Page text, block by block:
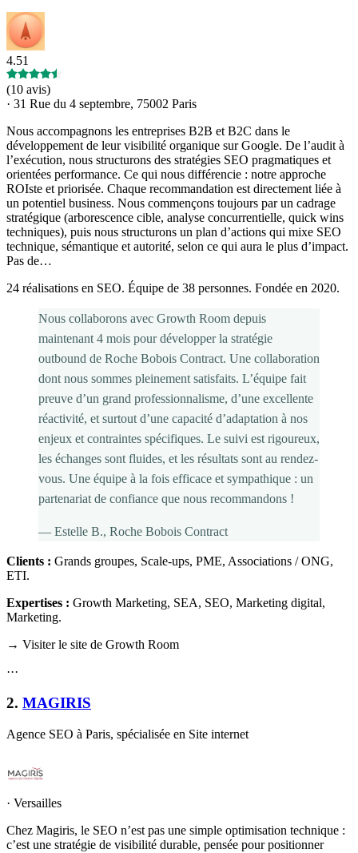
4.51
(10 avis)
· 31 Rue du 4 septembre, 75002 Paris
Nous accompagnons les entreprises B2B et B2C dans le
développement de leur visibilité organique sur Google. De l’audit à
l’exécution, nous structurons des stratégies SEO pragmatiques et
orientées performance. Ce qui nous différencie : notre approche
ROIste et priorisée. Chaque recommandation est directement liée à
un potentiel business. Nous commençons toujours par un cadrage
stratégique (arborescence cible, analyse concurrentielle, quick wins
techniques), puis nous structurons un plan d’actions qui mixe SEO
technique, sémantique et autorité, selon ce qui aura le plus d’impact.
Pas de…
24 réalisations en SEO. Équipe de 38 personnes. Fondée en 2020.
Nous collaborons avec Growth Room depuis
maintenant 4 mois pour développer la stratégie
outbound de Roche Bobois Contract. Une collaboration
dont nous sommes pleinement satisfaits. L’équipe fait
preuve d’un grand professionnalisme, d’une excellente
réactivité, et surtout d’une capacité d’adaptation à nos
enjeux et contraintes spécifiques. Le suivi est rigoureux,
les échanges sont fluides, et les résultats sont au rendez-
vous. Une équipe à la fois efficace et sympathique : un
partenariat de confiance que nous recommandons !
— Estelle B., Roche Bobois Contract
Clients : Grands groupes, Scale-ups, PME, Associations / ONG,
ETI.
Expertises : Growth Marketing, SEA, SEO, Marketing digital,
Marketing.
→ Visiter le site de Growth Room
···
2. MAGIRIS
Agence SEO à Paris, spécialisée en Site internet
· Versailles
Chez Magiris, le SEO n’est pas une simple optimisation technique :
c’est une stratégie de visibilité durable, pensée pour positionner